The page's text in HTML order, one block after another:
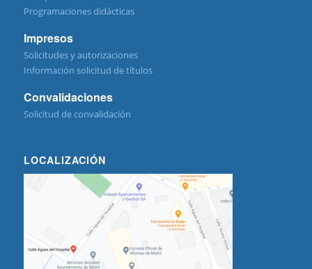
Programaciones didácticas
Impresos
Solicitudes y autorizaciones
Información solicitud de títulos
Convalidaciones
Solicitud de convalidación
LOCALIZACIÓN